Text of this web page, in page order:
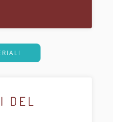
DEL